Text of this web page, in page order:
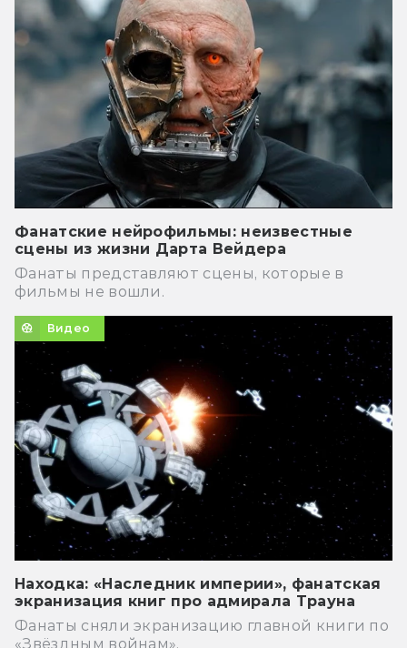
Фанатские нейрофильмы: неизвестные
сцены из жизни Дарта Вейдера
Фанаты представляют сцены, которые в
фильмы не вошли.
Видео
Находка: «Наследник империи», фанатская
экранизация книг про адмирала Трауна
Фанаты сняли экранизацию главной книги по
«Звёздным войнам».